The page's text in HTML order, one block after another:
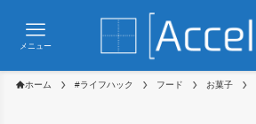
メニュー
ホーム #ライフハック フード お菓子